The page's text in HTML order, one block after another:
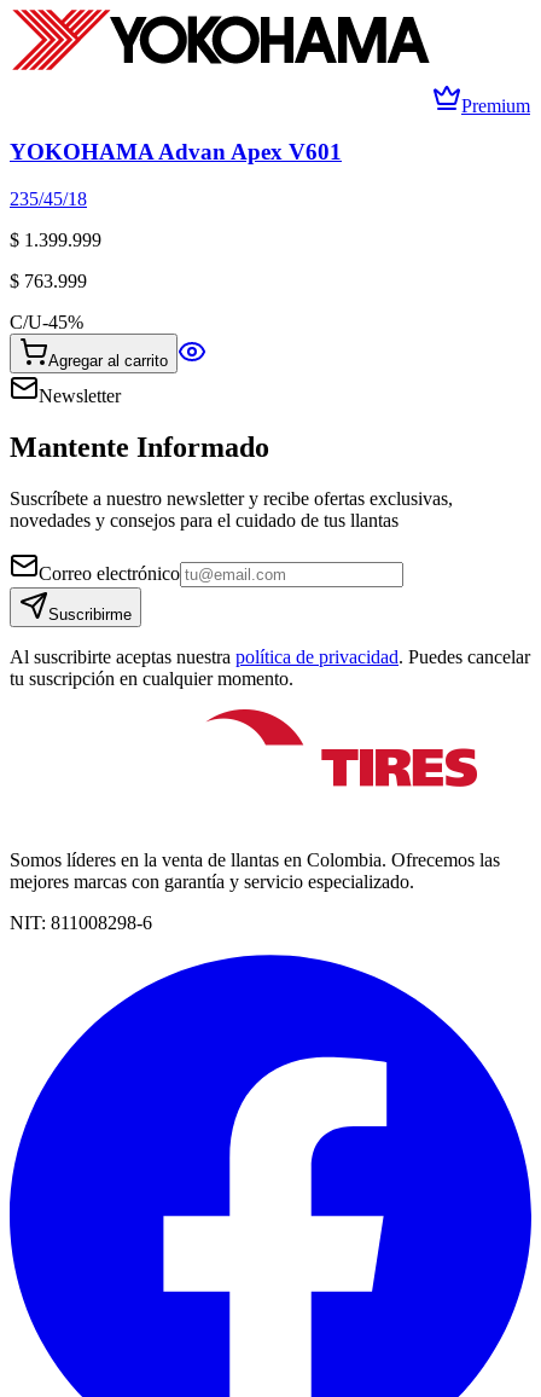
Premium
YOKOHAMA Advan Apex V601
235/45/18
$ 1.399.999
$ 763.999
C/U-45%
Agregar al carrito
Newsletter
Mantente Informado
Suscríbete a nuestro newsletter y recibe ofertas exclusivas,
novedades y consejos para el cuidado de tus llantas
Correo electrónico
Suscribirme
Al suscribirte aceptas nuestra política de privacidad. Puedes cancelar
tu suscripción en cualquier momento.
Somos líderes en la venta de llantas en Colombia. Ofrecemos las
mejores marcas con garantía y servicio especializado.
NIT: 811008298-6